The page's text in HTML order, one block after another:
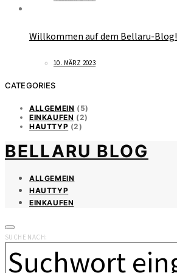
Willkommen auf dem Bellaru-Blog!
10. MÄRZ 2023
CATEGORIES
ALLGEMEIN (5)
EINKAUFEN (2)
HAUTTYP (2)
BELLARU BLOG
ALLGEMEIN
HAUTTYP
EINKAUFEN
SUCHE NACH: